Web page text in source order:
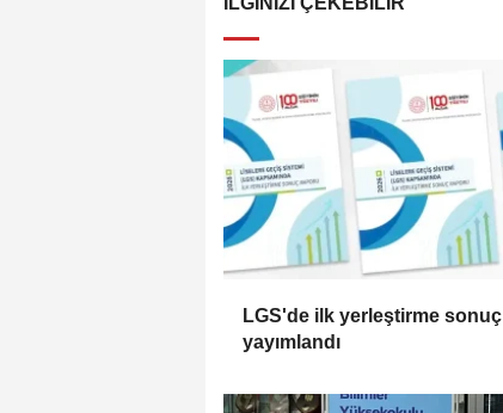
LGS'de ilk yerleştirme
yayımlandı